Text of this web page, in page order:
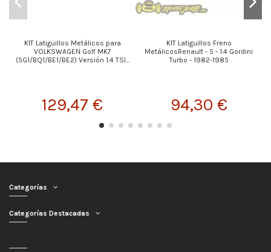
KIT Latiguillos Metálicos para
VOLKSWAGEN Golf MK7
(5G1/BQ1/BE1/BE2) Versión 1.4 TSI...
129,47 €
KIT Latiguillos Freno
MetálicosRenault - 5 - 1.4 Gordini
Turbo - 1982-1985
94,30 €
Categorías
Categorías Destacadas